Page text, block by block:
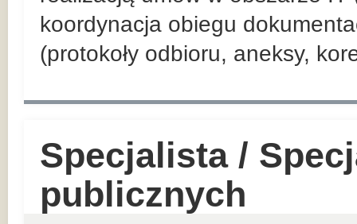
koordynacja obiegu
(protokoły odbioru, aneksy,
Specjalista /
publicznych